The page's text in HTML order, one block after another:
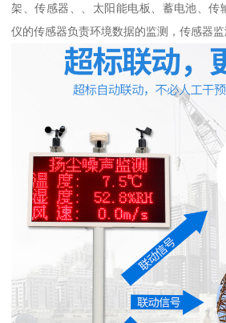
架、传感器、、太阳能电板、蓄电池、传
仪的传感器负责环境数据的监测，传感器